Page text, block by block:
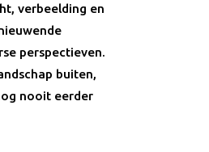
verbeelding en
perspectieven.
buiten,
nooit eerder